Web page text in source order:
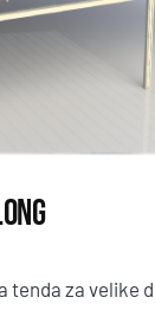
tenda za velike